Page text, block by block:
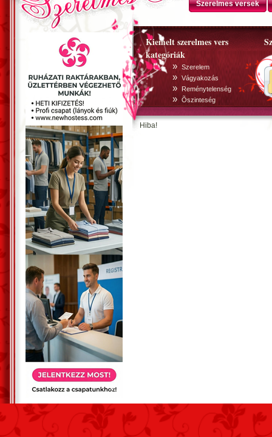
Szerelmes versek
Kiemelt szerelmes vers
kategóriák
» Szerelem
» Vágyakozás
» Reménytelenség
» Õszinteség
Hiba!